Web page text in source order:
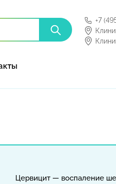
+7
Цервицит — воспаление